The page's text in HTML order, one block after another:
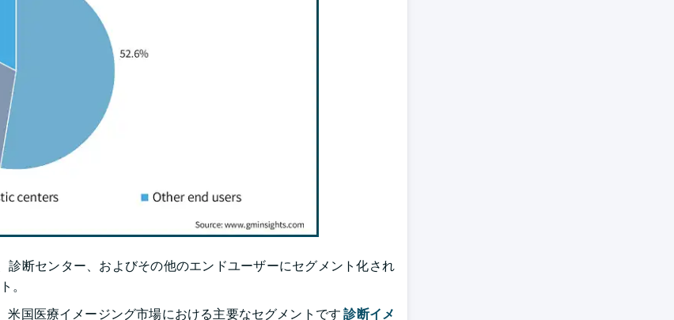
断センター、およびその他のエンドユーザーにセグメント化され
。
国医療イメージング市場における主要なセグメントです診断イメ